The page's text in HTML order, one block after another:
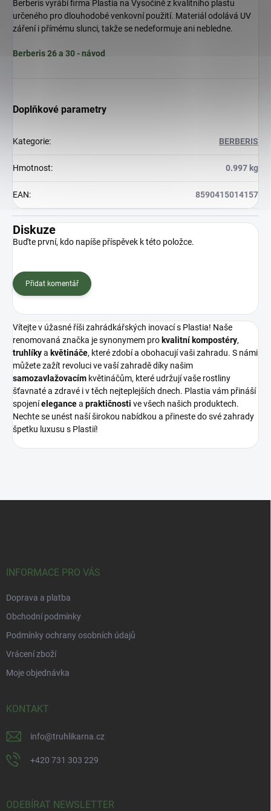
Berberis vyrábí firma Plastia na Vysočině z kvalitního plastu
určeného pro dlouhodobé venkovní použití. Materiál odolává UV
záření i přímému slunci, takže se nedeformuje ani nebledne.
Berberis 26 a 30 - návod
Doplňkové parametry
Kategorie: BERBERIS
Hmotnost: 0.997 kg
EAN: 8590415014157
Diskuze
Buďte první, kdo napíše příspěvek k této položce.
Přidat komentář
Vítejte v úžasné říši zahrádkářských inovací s Plastia! Naše
renomovaná značka je synonymem pro kvalitníkompostéry,
truhlíkya květináče, které zdobí a obohacují vaši zahradu. S námi
můžete zažít revoluci ve vaší zahradě díky našim
samozavlažovacím květináčům, které udržují vaše rostliny
šťavnaté a zdravé i v těch nejteplejších dnech. Plastia vám přináší
spojeníelegancea praktičnosti ve všech našich produktech.
Nechte se unést naší širokou nabídkou a přineste do své zahrady
špetku luxusu s Plastií!
INFORMACE PRO VÁS
Doprava a platba
Obchodní podmínky
Podmínky ochrany osobních údajů
Vrácení zboží
Moje objednávka
KONTAKT
info@truhlikarna.cz
+420 731 303 229
ODEBÍRAT NEWSLETTER